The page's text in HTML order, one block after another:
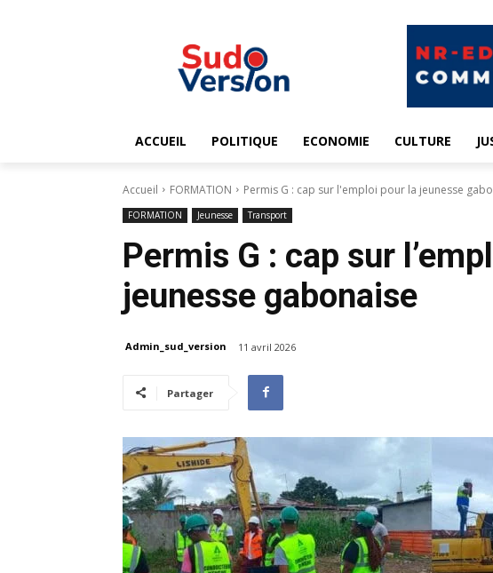
ACCUEIL POLITIQUE ECONOMIE CULTURE
Accueil FORMATION Permis G : cap sur l'emploi pour la jeunesse
FORMATION Jeunesse Transport
Permis G : cap sur
jeunesse gabonaise
Admin_sud_version 11 avril 2026
Partager